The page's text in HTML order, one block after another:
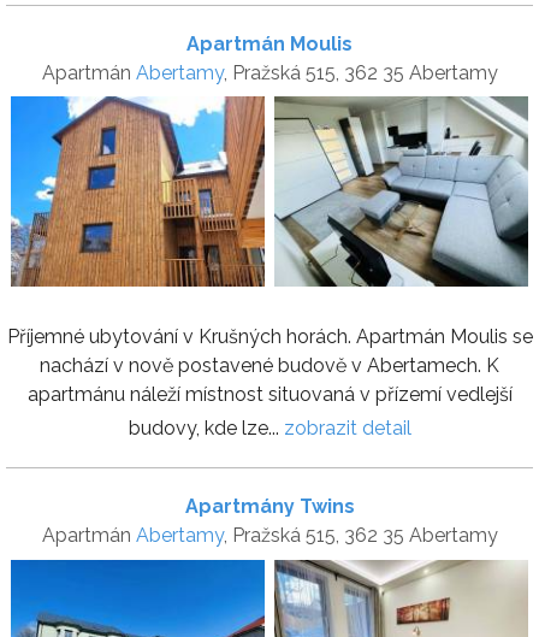
Apartmán Moulis
Apartmán Abertamy, Pražská 515, 362 35 Abertamy
Příjemné ubytování v Krušných horách. Apartmán Moulis se
nachází v nově postavené budově v Abertamech. K
apartmánu náleží místnost situovaná v přízemí vedlejší
budovy, kde lze... zobrazit detail
Apartmány Twins
Apartmán Abertamy, Pražská 515, 362 35 Abertamy